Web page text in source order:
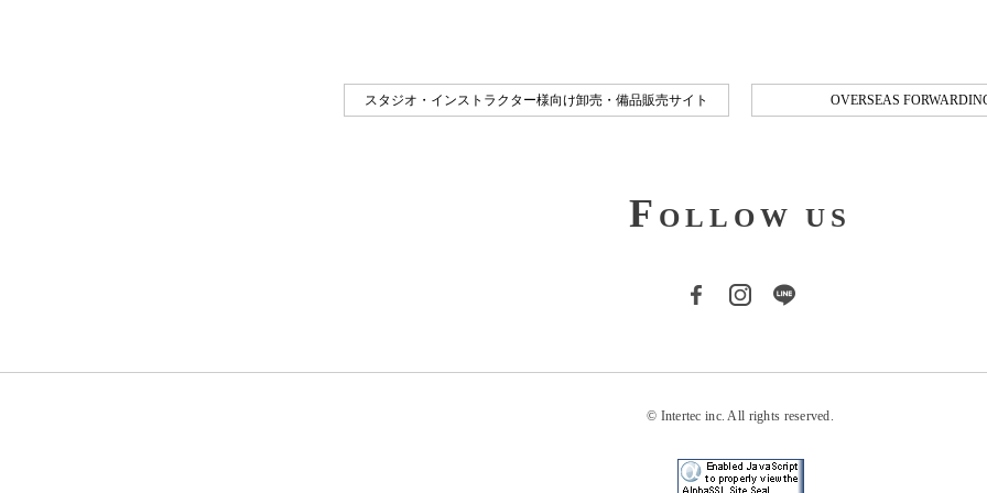
スタジオ・インストラクター様向け卸売・備品販売サイト OVERSEAS
F OLLOW US
© Intertec inc. All rights reserved.